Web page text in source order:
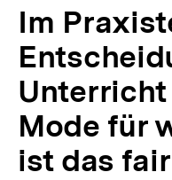
Unterricht
1/2015
Viel
Mode
für
wenig
Geld
Im
Unterricht
Mode für
ist das